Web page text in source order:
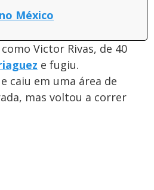
México
Victor Rivas, de 40
e fugiu.
caiu em uma área de
mas voltou a correr